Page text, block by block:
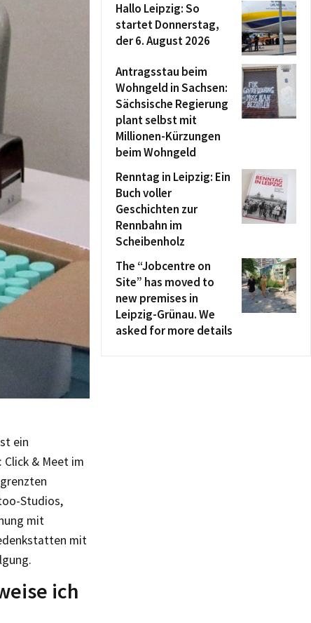
ein
& Meet im
Studios,
mit
mit
ich
Hallo Leipzig: So
startet Donnerstag,
der 6. August 2026
Antragsstau beim
Wohngeld in Sachsen:
Sächsische Regierung
plant selbst mit
Millionen-Kürzungen
beim Wohngeld
Renntag in Leipzig: Ein
Buch voller
Geschichten zur
Rennbahn im
Scheibenholz
The “Jobcentre on
Site” has moved to
new premises in
Leipzig-Grünau. We
asked for more details